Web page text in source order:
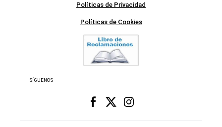
Políticas de Privacidad
Políticas de Cookies
SÍGUENOS